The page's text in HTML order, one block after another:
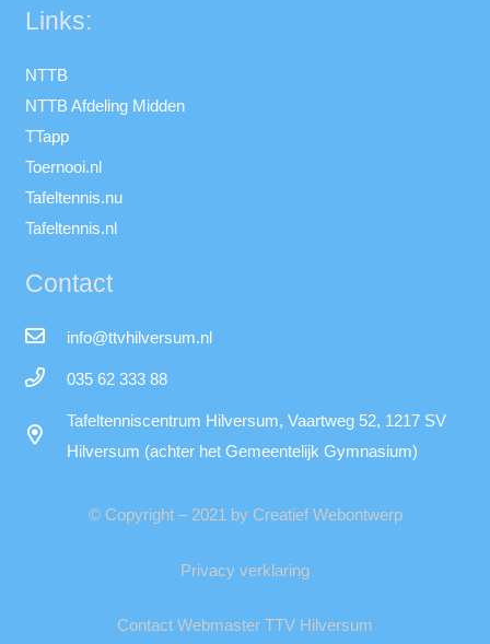
Links:
NTTB
NTTB Afdeling Midden
TTapp
Toernooi.nl
Tafeltennis.nu
Tafeltennis.nl
Contact
info@ttvhilversum.nl
035 62 333 88
Tafeltenniscentrum Hilversum, Vaartweg 52, 1217 SV
Hilversum (achter het Gemeentelijk Gymnasium)
© Copyright – 2021 by Creatief Webontwerp
Privacy verklaring
Contact Webmaster TTV Hilversum